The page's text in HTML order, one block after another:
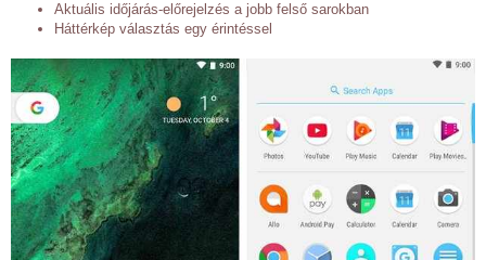
Aktuális időjárás-előrejelzés a jobb felső sarokban
Háttérkép választás egy érintéssel